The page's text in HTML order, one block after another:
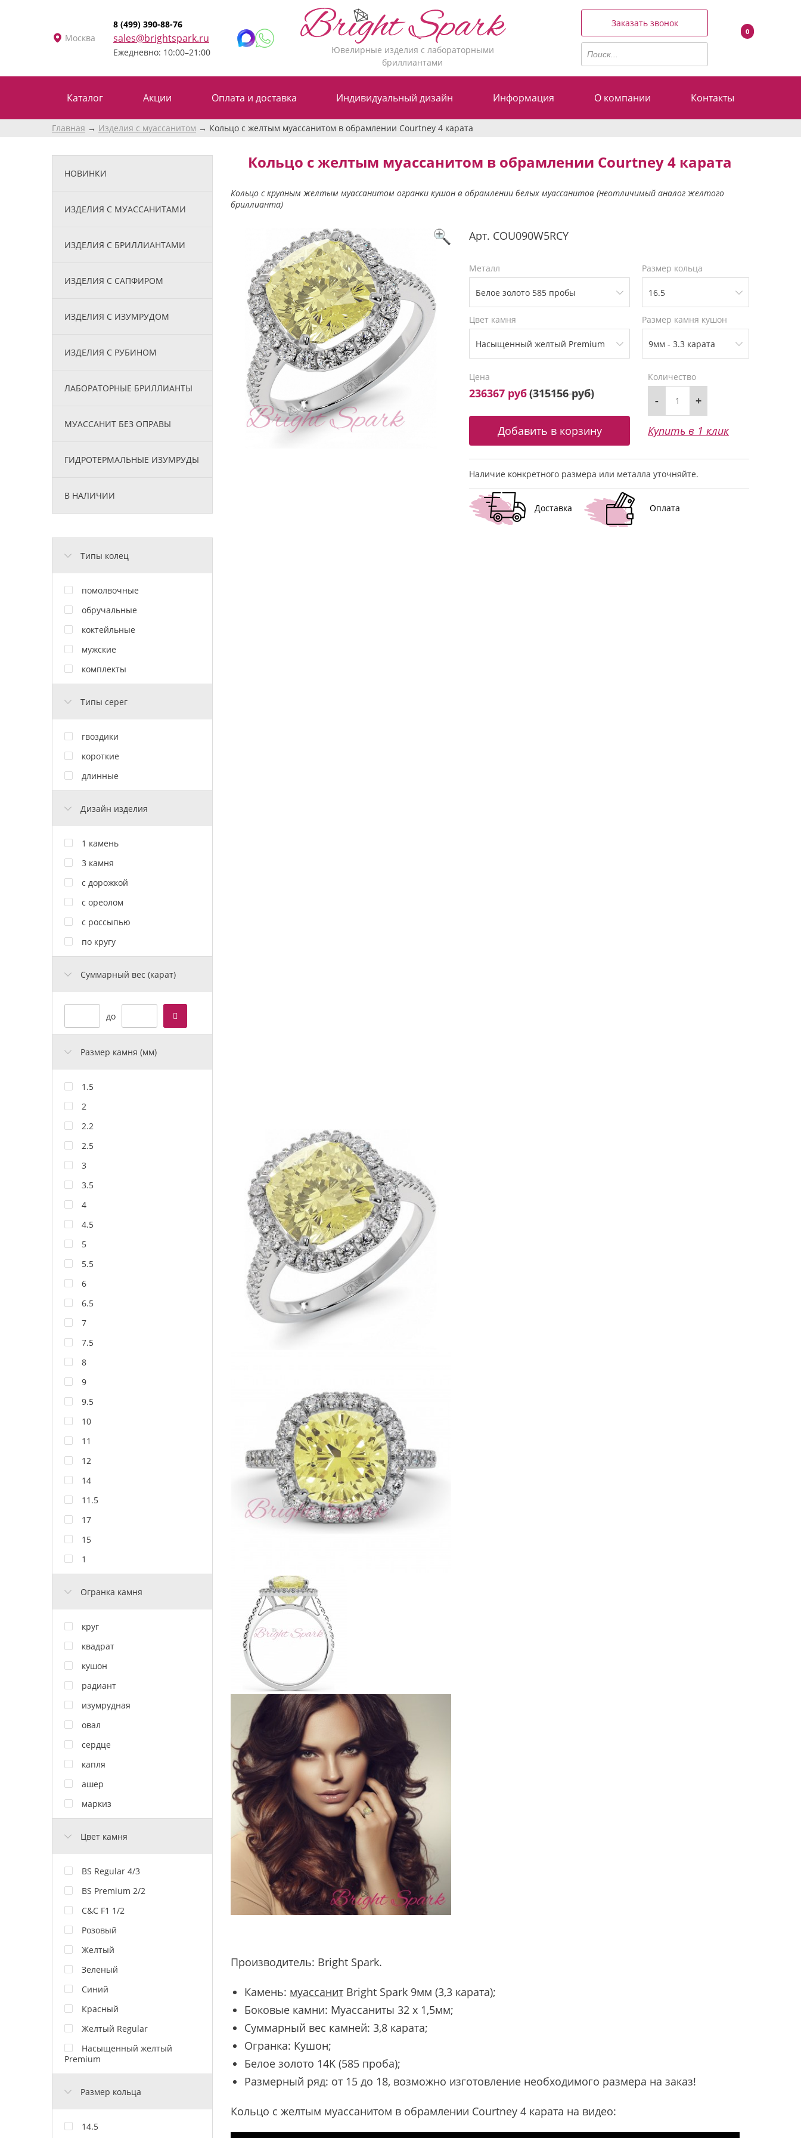
Москва
8 (499) 390-88-76
sales@brightspark.ru
Ежедневно: 10:00–21:00
Ювелирные изделия с лабораторными
бриллиантами
Заказать звонок
0
Каталог Акции Оплата и доставка Индивидуальный дизайн Информация О компании Контакты
Главная Изделия с муассанитом Кольцо с желтым муассанитом в обрамлении Courtney 4 карата
НОВИНКИ
ИЗДЕЛИЯ С МУАССАНИТАМИ
ИЗДЕЛИЯ С БРИЛЛИАНТАМИ
ИЗДЕЛИЯ С САПФИРОМ
ИЗДЕЛИЯ С ИЗУМРУДОМ
ИЗДЕЛИЯ С РУБИНОМ
ЛАБОРАТОРНЫЕ БРИЛЛИАНТЫ
МУАССАНИТ БЕЗ ОПРАВЫ
ГИДРОТЕРМАЛЬНЫЕ ИЗУМРУДЫ
В НАЛИЧИИ
Типы колец
помолвочные
обручальные
коктейльные
мужские
комплекты
Типы серег
гвоздики
короткие
длинные
Дизайн изделия
1 камень
3 камня
с дорожкой
с ореолом
с россыпью
по кругу
Cуммарный вес (карат)
до
Размер камня (мм)
1.5
2
2.2
2.5
3
3.5
4
4.5
5
5.5
6
6.5
7
7.5
8
9
9.5
10
11
12
14
11.5
17
15
1
Огранка камня
круг
квадрат
кушон
радиант
изумрудная
овал
сердце
капля
ашер
маркиз
Цвет камня
BS Regular 4/3
BS Premium 2/2
C&C F1 1/2
Розовый
Желтый
Зеленый
Синий
Красный
Желтый Regular
Насыщенный желтый
Premium
Размер кольца
14.5
Кольцо с желтым муассанитом в обрамлении Courtney 4 карата
Кольцо с крупным желтым муассанитом огранки кушон в обрамлении белых муассанитов (неотличимый аналог желтого
бриллианта)
Арт. COU090W5RCY
Металл Размер кольца
Цвет камня Размер камня кушон
Цена
236367 руб(315156 руб)
Количество
- +
Купить в 1 клик
Наличие конкретного размера или металла уточняйте.
Доставка Оплата
Производитель: Bright Spark.
Камень: муассанит Bright Spark 9мм (3,3 карата);
Боковые камни: Муассаниты 32 х 1,5мм;
Суммарный вес камней: 3,8 карата;
Огранка: Кушон;
Белое золото 14K (585 проба);
Размерный ряд: от 15 до 18, возможно изготовление необходимого размера на заказ!
Кольцо с желтым муассанитом в обрамлении Courtney 4 карата на видео: